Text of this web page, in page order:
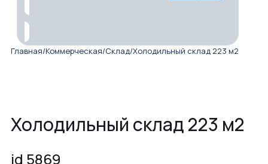
Главная/Коммерческая/Склад/Холодильный склад 223 м2
Холодильный склад 223 м2
id 5869